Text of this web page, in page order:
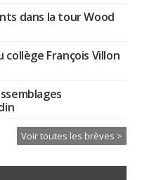
dans la tour Wood
François Villon
Voir toutes les brèves >